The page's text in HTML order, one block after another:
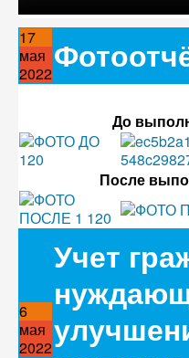
17
мая
2022
До
После
6
мая
2022
Учет